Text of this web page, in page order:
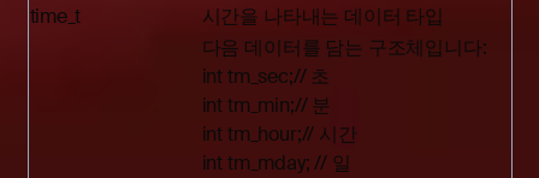
time_t
시간을 나타내는 데이터 타입
다음 데이터를 담는 구조체입니다:
int tm_sec;// 초
int tm_min;// 분
int tm_hour;// 시간
int tm_mday; // 일